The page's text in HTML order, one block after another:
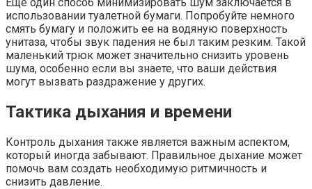
использовании туалетной бумаги. Попробуйте немного
смять бумагу и положить ее на водяную поверхность
унитаза, чтобы звук падения не был таким резким. Такой
маленький трюк может значительно снизить уровень
шума, особенно если вы знаете, что ваши действия
могут вызвать раздражение у других.
Тактика дыхания и времени
Контроль дыхания также является важным аспектом,
который иногда забывают. Правильное дыхание может
помочь вам создать необходимую ритмичность и
снизить давление.